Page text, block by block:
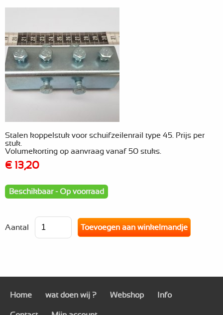
Stalen koppelstuk voor schuifzeilenrail type 45. Prijs per
stuk.
Volumekorting op aanvraag vanaf 50 stuks.
€ 13,20
Beschikbaar - Op voorraad
Aantal
Home wat doen wij ? Webshop Info